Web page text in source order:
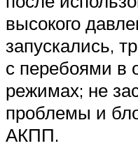
высокого
запускались,
с перебоями в
режимах; не
проблемы и
АКПП.